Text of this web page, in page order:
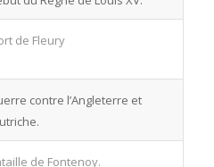
de Fleury
contre l’Angleterre et
de Fontenoy.